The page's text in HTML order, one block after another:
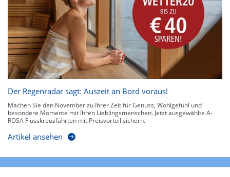
Der Regenradar sagt: Auszeit an Bord voraus!
Machen Sie den November zu Ihrer Zeit für Genuss, Wohlgefühl und
besondere Momente mit Ihren Lieblingsmenschen. Jetzt ausgewählte A-
ROSA Flusskreuzfahrten mit Preisvorteil sichern.
Artikel ansehen